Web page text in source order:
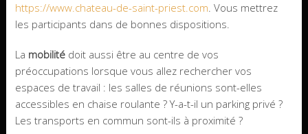
https://www.chateau-de-saint-priest.com. Vous mettrez
les participants dans de bonnes dispositions.
La mobilitédoit aussi être au centre de vos
préoccupations lorsque vous allez rechercher vos
espaces de travail : les salles de réunions sont-elles
accessibles en chaise roulante ? Y-a-t-il un parking privé ?
Les transports en commun sont-ils à proximité ?